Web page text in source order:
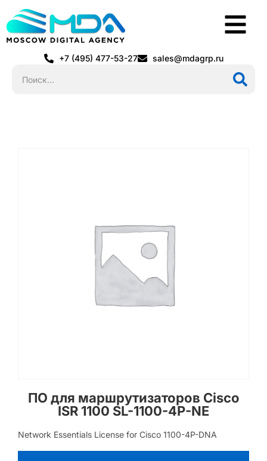
+7 (495) 477-53-27 sales@mdagrp.ru
ПО для маршрутизаторов Cisco
ISR 1100 SL-1100-4P-NE
Network Essentials License for Cisco 1100-4P-DNA